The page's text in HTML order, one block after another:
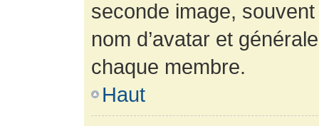
seconde image,
nom d’avatar et
chaque membre.
Haut